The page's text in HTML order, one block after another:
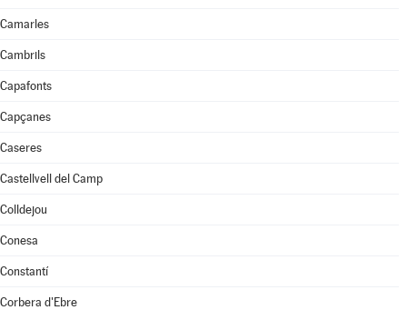
Camarles
Cambrils
Capafonts
Capçanes
Caseres
Castellvell del Camp
Colldejou
Conesa
Constantí
Corbera d'Ebre